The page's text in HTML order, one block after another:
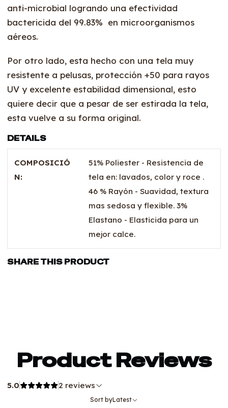
anti-microbial logrando una efectividad
bactericida del 99.83% en microorganismos
aéreos.
Por otro lado, esta hecho con una tela muy
resistente a pelusas, protección +50 para rayos
UV y excelente estabilidad dimensional, esto
quiere decir que a pesar de ser estirada la tela,
esta vuelve a su forma original.
DETAILS
COMPOSICIÓ
N:
51% Poliester - Resistencia de
tela en: lavados, color y roce .
46 % Rayón - Suavidad, textura
mas sedosa y flexible. 3%
Elastano - Elasticida para un
mejor calce.
SHARE THIS PRODUCT
Product Reviews
5.0 2 reviews
Sort byLatest